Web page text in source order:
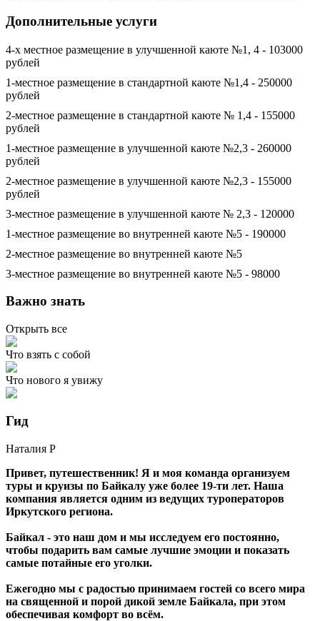
Дополнительные услуги
4-х местное размещение в улучшенной каюте №1, 4 - 103000
рублей
1-местное размещение в стандартной каюте №1,4 - 250000
рублей
2-местное размещение в стандартной каюте № 1,4 - 155000
рублей
1-местное размещение в улучшенной каюте №2,3 - 260000
рублей
2-местное размещение в улучшенной каюте №2,3 - 155000
рублей
3-местное размещение в улучшенной каюте № 2,3 - 120000
1-местное размещение во внутренней каюте №5 - 190000
2-местное размещение во внутренней каюте №5
3-местное размещение во внутренней каюте №5 - 98000
Важно знать
Открыть все
Что взять с собой
Что нового я увижу
Гид
Наталия Р
Привет, путешественник! Я и моя команда организуем
туры и круизы по Байкалу уже более 19-ти лет. Наша
компания является одним из ведущих туроператоров
Иркутского региона.
Байкал - это наш дом и мы исследуем его постоянно,
чтобы подарить вам самые лучшие эмоции и показать
самые потайные его уголки.
Ежегодно мы с радостью принимаем гостей со всего мира
на священной и порой дикой земле Байкала, при этом
обеспечивая комфорт во всём.